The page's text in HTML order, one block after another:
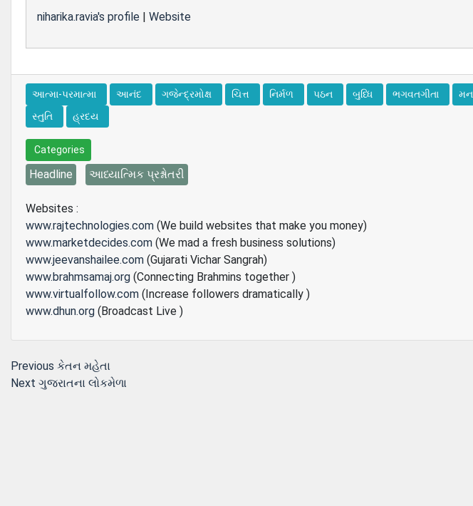
niharika.ravia's profile | Website
આત્મા-પરમાત્મા આનંદ ગજેન્દ્રમોક્ષ ચિત્ત નિર્મળ પઠન બુધ્ધિ ભગવતગીતા મન
સ્તુતિ
હ્રદય
Categories
Headline આધ્યાત્મિક પ્રશ્નોતરી
Websites :
www.rajtechnologies.com (We build websites that make you money)
www.marketdecides.com (We mad a fresh business solutions)
www.jeevanshailee.com (Gujarati Vichar Sangrah)
www.brahmsamaj.org (Connecting Brahmins together )
www.virtualfollow.com (Increase followers dramatically )
www.dhun.org (Broadcast Live )
Post
navigation
Previous Previous
post:
કેતન મહેતા
Next Next
ગુજરાતના લોકમેળા